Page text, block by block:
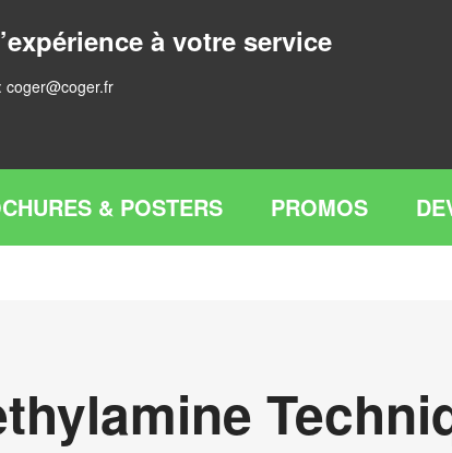
à votre service
coger@coger.fr
& POSTERS PROMOS